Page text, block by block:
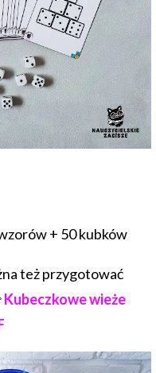
+ 50 kubków
też przygotować
Kubeczkowe wieże